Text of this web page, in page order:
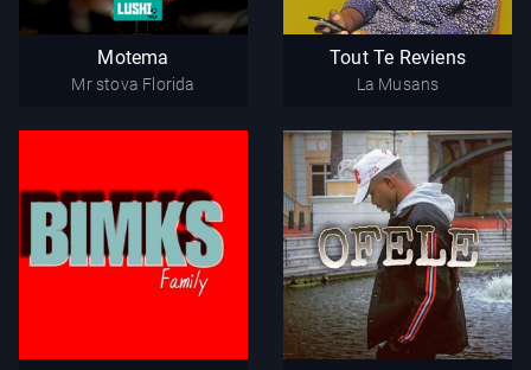
Motema
Mr stova Florida
Motema
Mr stova Florida
Tout Te Reviens
La Musans
Tout Te Reviens
La Musans
Lhass
Ofele
Sheskoti